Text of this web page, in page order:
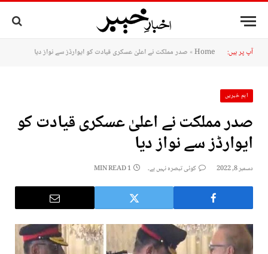
آپ پر ہیں: Home
» صدر مملکت نے اعلیٰ عسکری قیادت کو ایوارڈز سے نواز دیا
اہم خبریں
صدر مملکت نے اعلیٰ عسکری قیادت کو
ایوارڈز سے نواز دیا
دسمبر 8, 2022 کوئی تبصرہ نہیں ہے۔ 1 MIN READ